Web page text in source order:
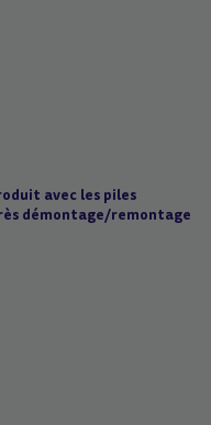
avec les piles
démontage/remontage